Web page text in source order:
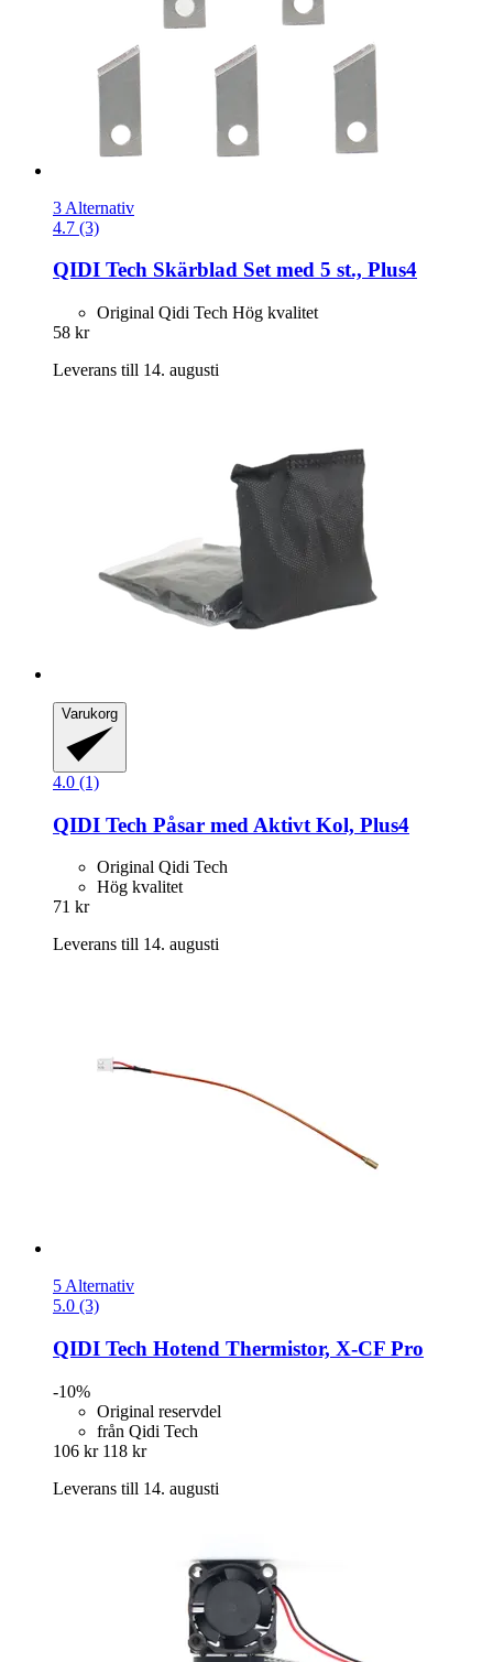
3 Alternativ
4.7 (3)
QIDI Tech Skärblad Set med 5 st., Plus4
Original Qidi Tech Hög kvalitet
58 kr
Leverans till 14. augusti
Varukorg
4.0 (1)
QIDI Tech Påsar med Aktivt Kol, Plus4
Original Qidi Tech
Hög kvalitet
71 kr
Leverans till 14. augusti
5 Alternativ
5.0 (3)
QIDI Tech Hotend Thermistor, X-​CF Pro
-10%
Original reservdel
från Qidi Tech
106 kr 118 kr
Leverans till 14. augusti